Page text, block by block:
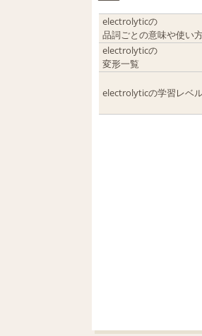
electrolyticの
品詞ごとの意味や使い
electrolyticの
変形一覧
electrolyticの学習レベ